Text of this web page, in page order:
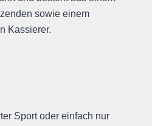
sowie einem
Kassierer.
Sport oder einfach nur